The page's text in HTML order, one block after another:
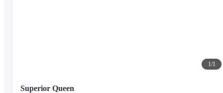
1/1
Superior Queen